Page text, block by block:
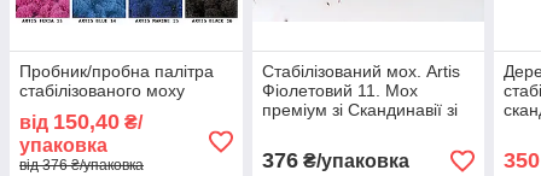
Пробник/пробна палітра
стабілізованого моху
від 150,40 ₴/
упаковка
від 376 ₴/упаковка
Стабілізований мох. Artis
Фіолетовий 11. Мох
преміум зі Скандинавії зі
376₴/упаковка